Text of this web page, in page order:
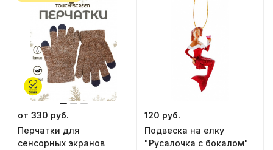
от 330 руб.
Перчатки для
сенсорных экранов
120 руб.
Подвеска на елку
"Русалочка с бокалом"